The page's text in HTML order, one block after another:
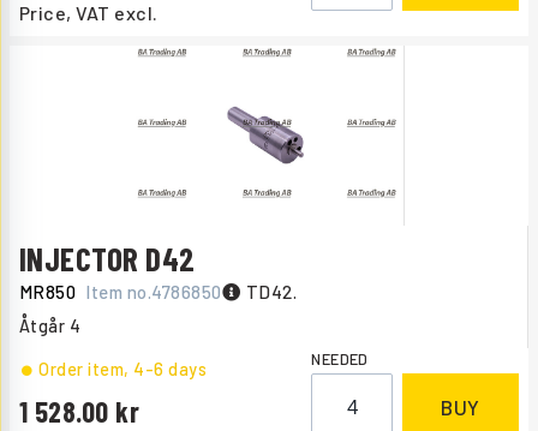
Price, VAT excl.
INJECTOR D42
MR850 Item no.4786850 TD42.
Åtgår 4
1 528.00
Order item, 4-6 days NEEDED
BUY